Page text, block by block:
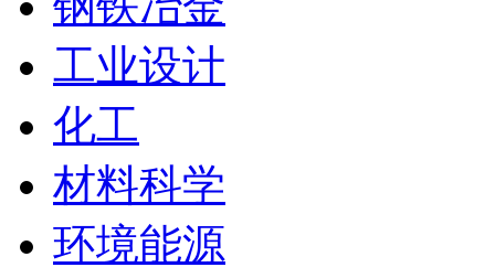
工业设计
化工
材料科学
环境能源